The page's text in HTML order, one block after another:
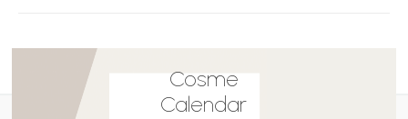
Cosme
Calendar